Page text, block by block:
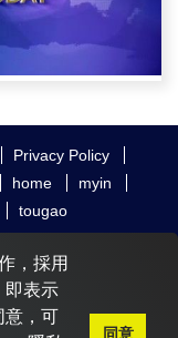
Privacy Policy
home
myin
tougao
藝術團
明慧網
，採用
即表示
意，可
同意